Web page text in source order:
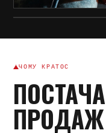
ЧОМУ КРАТОС
ПРОДАЖ